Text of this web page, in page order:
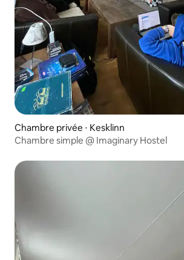
Chambre privée ⋅ Kesklinn
Chambre simple @ Imaginary Hostel